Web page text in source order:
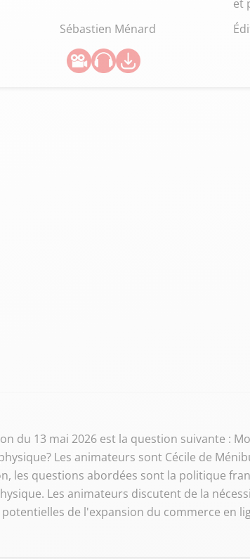
et
Sébastien Ménard
du 13 mai 2026 est la question suivante :
Les animateurs sont Cécile de
les questions abordées sont la politique
Les animateurs discutent de la
de l'expansion du commerce en